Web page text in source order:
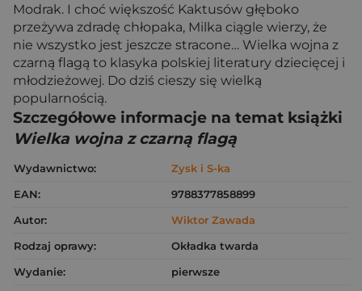
Modrak. I choć większość Kaktusów głęboko
przeżywa zdradę chłopaka, Milka ciągle wierzy, że
nie wszystko jest jeszcze stracone… Wielka wojna z
czarną flagą to klasyka polskiej literatury dziecięcej i
młodzieżowej. Do dziś cieszy się wielką
popularnością.
Szczegółowe informacje na temat książki
Wielka wojna z czarną flagą
Wydawnictwo:
Zysk i S-ka
EAN:
9788377858899
Autor:
Wiktor Zawada
Rodzaj oprawy:
Okładka twarda
Wydanie:
pierwsze